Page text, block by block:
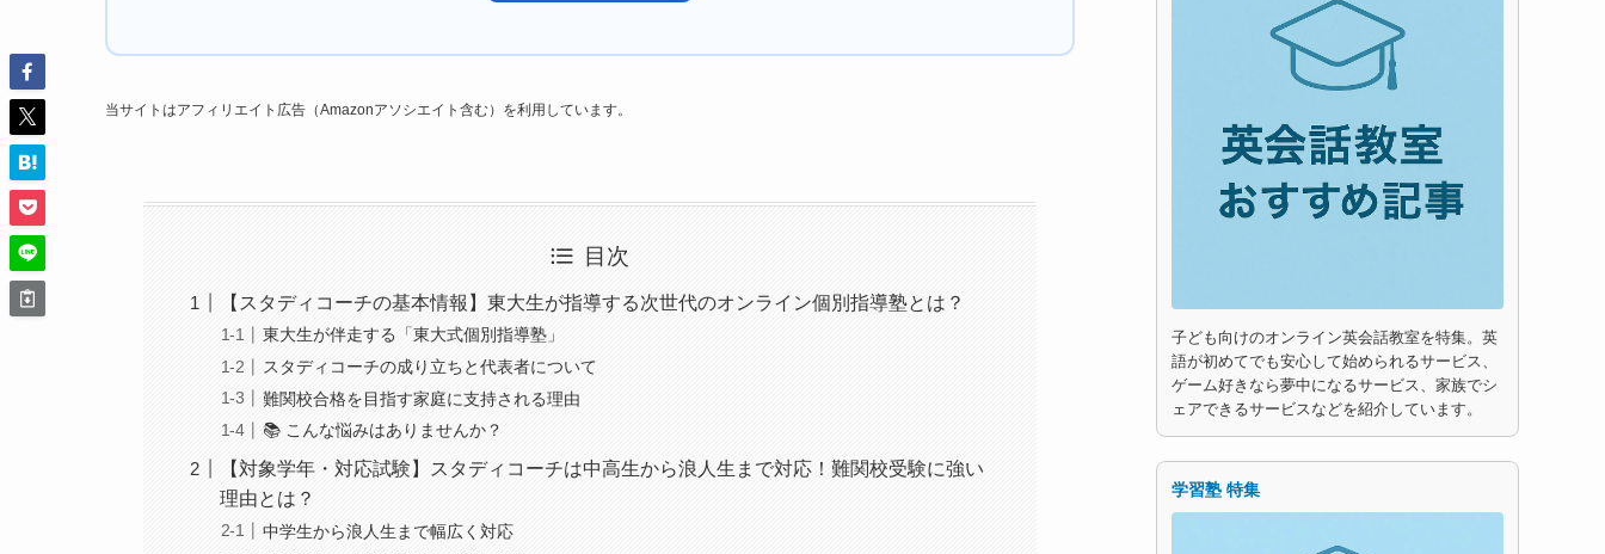
当サイトはアフィリエイト広告（Amazonアソシエイト含む）を利用しています。
目次
【スタディコーチの基本情報】東大生が指導する次世代のオンライン個別指導塾とは？
東大生が伴走する「東大式個別指導塾」
スタディコーチの成り立ちと代表者について
難関校合格を目指す家庭に支持される理由
📚 こんな悩みはありませんか？
【対象学年・対応試験】スタディコーチは中高生から浪人生まで対応！難関校受験に強い
理由とは？
中学生から浪人生まで幅広く対応
子ども向けのオンライン英会話教室を特集。英
語が初めてでも安心して始められるサービス、
ゲーム好きなら夢中になるサービス、家族でシ
ェアできるサービスなどを紹介しています。
学習塾 特集